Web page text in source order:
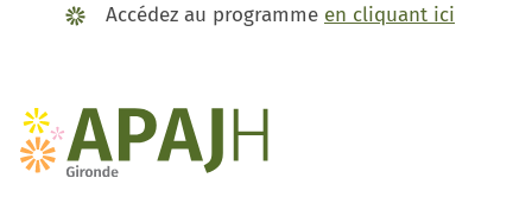
Accédez au programme en cliquant ici